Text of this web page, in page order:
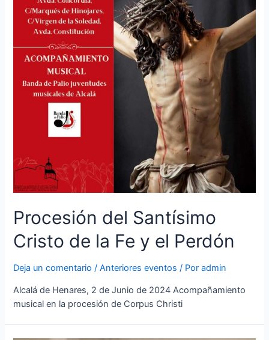
Procesión del Santísimo
Cristo de la Fe y el Perdón
Deja un comentario /Anteriores eventos / Poradmin
Alcalá de Henares, 2 de Junio de 2024 Acompañamiento
musical en la procesión de Corpus Christi